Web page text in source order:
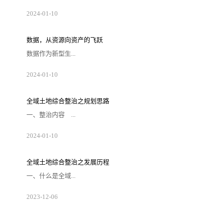
起向量数据库最初是为了解决大规模数据的相
似性搜索和推荐问题而设计的，比较著名的有
显得力不从心，而向量数据库凭借其高效的数
据表达和检索能力迅速成为推荐系统的核心引
擎。在大语言模型兴起之前，向量数据库已经
被广泛应用于搜索和推荐场景。它通过将数据
2024-01-10
数据，从资源向资产的飞跃
数据作为新型生...
产要素，是数字化、网络化、智能化的基础，
已快速融入生产、分配、流通、消费和社会服
印发关于构建更加完善的要素市场化配置体制
机制的意见》就已将数据要素与土地、劳动
力、资本、技术四大要素并列，成为第五大生
产要素。土地要素是一切生产经营活动不可或
2024-01-10
全域土地综合整治之规划思路
一、整治内容 ...
全域土地综合整治涵盖农用地整理、建设用
地整理、乡村生态保护修复、乡村历史文化保
我们通常说的土地整理项目。包括高标准农田
建设、“旱改水”、宜林地和园地整治、污染土
壤修复等。 2、建设用地整理 包括闲置
农村宅基地、土坯房、历史遗留工矿废弃地、
2024-01-10
全域土地综合整治之发展历程
一、什么是全域...
土地综合整治全域土地综合整治是在一定区域
内，以“全地域、全要素、全周期、全链条”为
2023-12-06